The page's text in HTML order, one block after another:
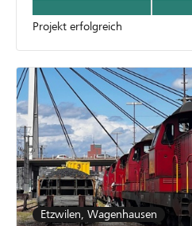
Projekt erfolgreich
Etzwilen, Wagenhausen